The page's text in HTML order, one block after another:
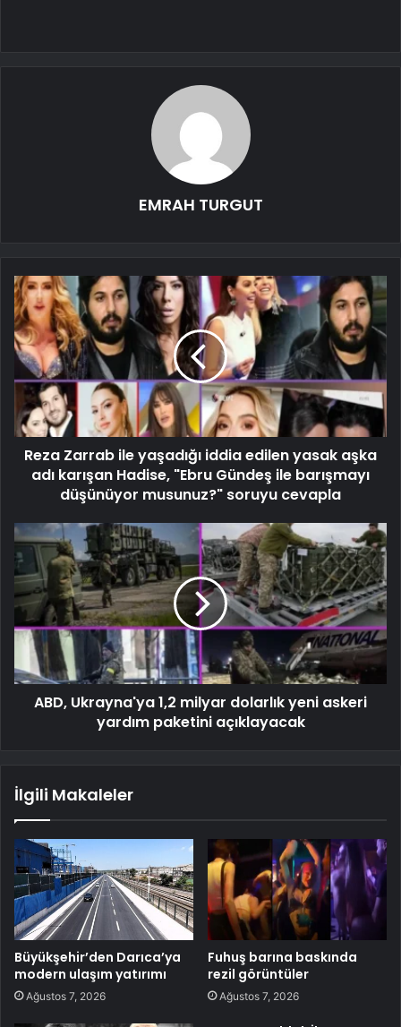
EMRAH TURGUT
Reza Zarrab ile yaşadığı iddia edilen yasak aşka
adı karışan Hadise, "Ebru Gündeş ile barışmayı
düşünüyor musunuz?" soruyu cevapla
ABD, Ukrayna'ya 1,2 milyar dolarlık yeni askeri
yardım paketini açıklayacak
İlgili Makaleler
Büyükşehir’den Darıca’ya
modern ulaşım yatırımı
Ağustos 7, 2026
Fuhuş barına baskında
rezil görüntüler
Ağustos 7, 2026